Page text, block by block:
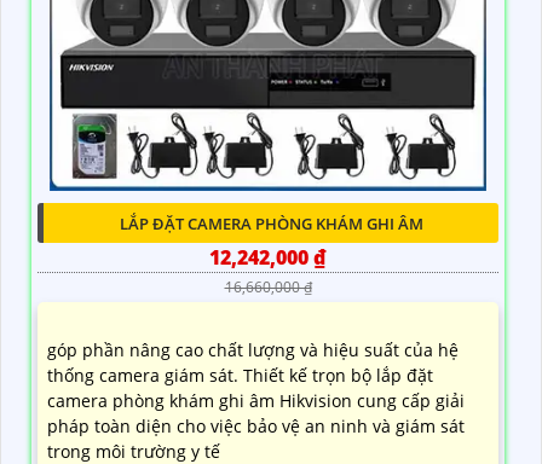
LẮP ĐẶT CAMERA PHÒNG KHÁM GHI ÂM
12,242,000 ₫
16,660,000 ₫
góp phần nâng cao chất lượng và hiệu suất của hệ
thống camera giám sát. Thiết kế trọn bộ lắp đặt
camera phòng khám ghi âm Hikvision cung cấp giải
pháp toàn diện cho việc bảo vệ an ninh và giám sát
trong môi trường y tế